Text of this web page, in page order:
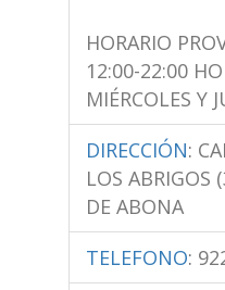
HORARIO
12:00-22:00
MIÉRCOLES Y
DIRECCIÓN:
LOS ABRIGOS
DE ABONA
TELEFONO: